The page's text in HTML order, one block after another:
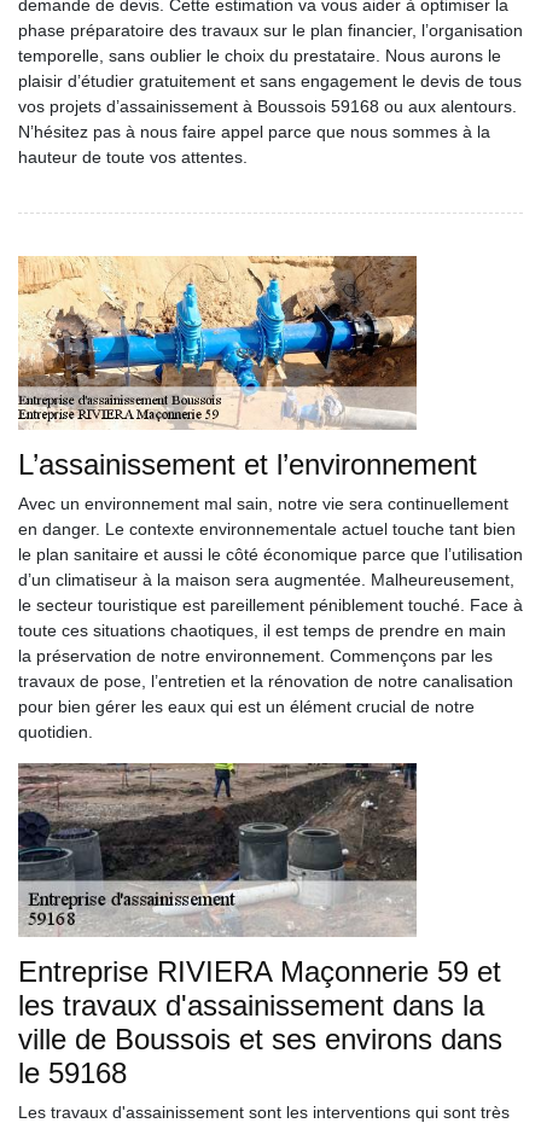
demande de devis. Cette estimation va vous aider à optimiser la
phase préparatoire des travaux sur le plan financier, l’organisation
temporelle, sans oublier le choix du prestataire. Nous aurons le
plaisir d’étudier gratuitement et sans engagement le devis de tous
vos projets d’assainissement à Boussois 59168 ou aux alentours.
N’hésitez pas à nous faire appel parce que nous sommes à la
hauteur de toute vos attentes.
L’assainissement et l’environnement
Avec un environnement mal sain, notre vie sera continuellement
en danger. Le contexte environnementale actuel touche tant bien
le plan sanitaire et aussi le côté économique parce que l’utilisation
d’un climatiseur à la maison sera augmentée. Malheureusement,
le secteur touristique est pareillement péniblement touché. Face à
toute ces situations chaotiques, il est temps de prendre en main
la préservation de notre environnement. Commençons par les
travaux de pose, l’entretien et la rénovation de notre canalisation
pour bien gérer les eaux qui est un élément crucial de notre
quotidien.
Entreprise RIVIERA Maçonnerie 59 et
les travaux d'assainissement dans la
ville de Boussois et ses environs dans
le 59168
Les travaux d'assainissement sont les interventions qui sont très